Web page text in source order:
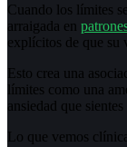
Cuando los límites
arraigada en
explícitos de que su
Esto crea una
límites como una
ansiedad que
Lo que vemos